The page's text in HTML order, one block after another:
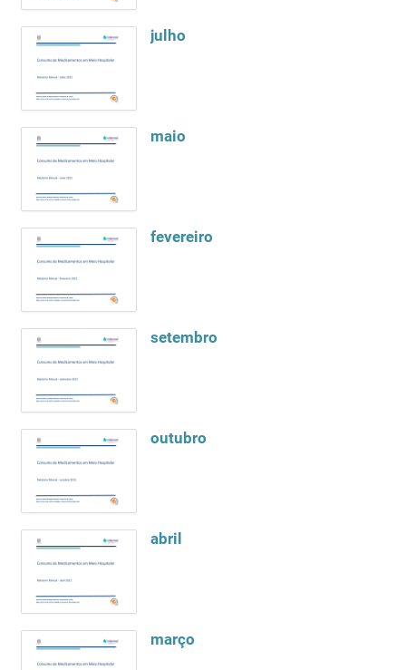
julho
maio
fevereiro
setembro
outubro
abril
março